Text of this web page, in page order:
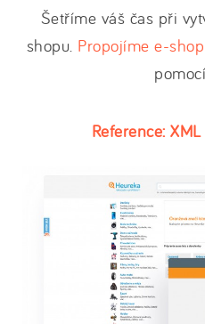
Šetříme váš čas při
shopu. Propojíme e-
Reference: